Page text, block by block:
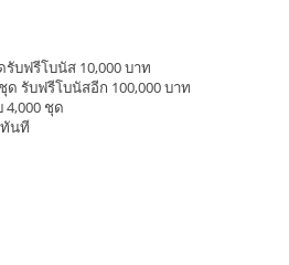
บฟรีโบนัส 10,000 บาท
รับฟรีโบนัสอีก 100,000 บาท
ชุด
ทันที